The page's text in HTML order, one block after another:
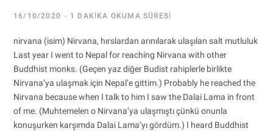
16/10/2020 1 DAKIKA OKUMA SÜRESI
nirvana (isim) Nirvana, hırslardan arınılarak ulaşılan salt mutluluk
Last year I went to Nepal for reaching Nirvana with other
Buddhist monks. (Geçen yaz diğer Budist rahiplerle birlikte
Nirvana’ya ulaşmak için Nepal’e gittim.) Probably he reached the
Nirvana because when I talk to him I saw the Dalai Lama in front
of me. (Muhtemelen o Nirvana’ya ulaşmıştı çünkü onunla
konuşurken karşımda Dalai Lama’yı gördüm.) I heard Buddhist